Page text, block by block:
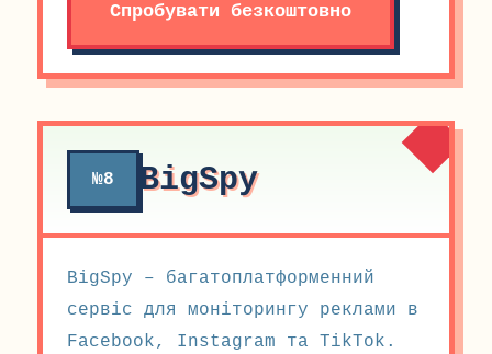
Спробувати безкоштовно
№8 BigSpy
BigSpy – багатоплатформенний
сервіс для моніторингу реклами в
Facebook, Instagram та TikTok.